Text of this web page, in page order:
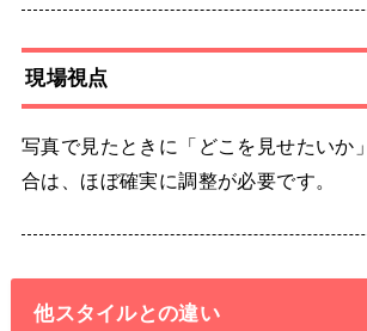
現場視点
写真で見たときに「どこを見せたいか
合は、ほぼ確実に調整が必要です。
他スタイルとの違い